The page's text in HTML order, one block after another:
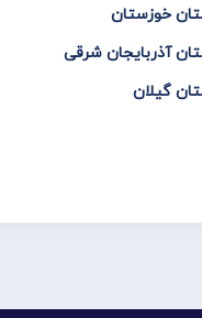
خوزستان
آذربایجان شرقی
گیلان